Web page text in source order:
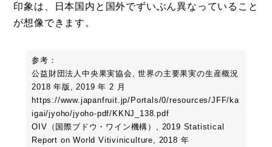
印象は、日本国内と国外でずいぶん異なっていること
が想像できます。
参考：
公益財団法人中央果実協会, 世界の主要果実の生産概況
2018 年版, 2019 年 2 月
https://www.japanfruit.jp/Portals/0/resources/JFF/ka
igai/jyoho/jyoho-pdf/KKNJ_138.pdf
OIV（国際ブドウ・ワイン機構）, 2019 Statistical
Report on World Vitiviniculture, 2018 年